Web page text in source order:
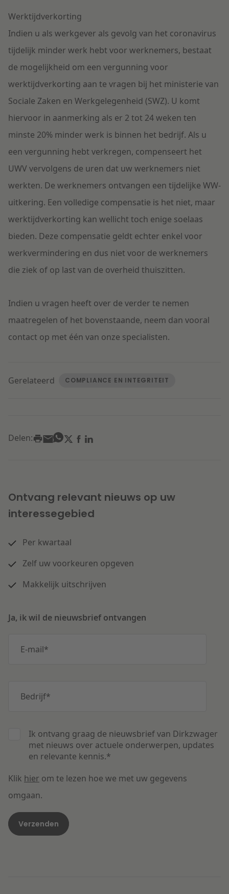
Werktijdverkorting
Indien u als werkgever als gevolg van het coronavirus
tijdelijk minder werk hebt voor werknemers, bestaat
de mogelijkheid om een vergunning voor
werktijdverkorting aan te vragen bij het ministerie van
Sociale Zaken en Werkgelegenheid (SWZ). U komt
hiervoor in aanmerking als er 2 tot 24 weken ten
minste 20% minder werk is binnen het bedrijf. Als u
een vergunning hebt verkregen, compenseert het
UWV vervolgens de uren dat uw werknemers niet
werkten. De werknemers ontvangen een tijdelijke WW-
uitkering. Een volledige compensatie is het niet, maar
werktijdverkorting kan wellicht toch enige soelaas
bieden. Deze compensatie geldt echter enkel voor
werkvermindering en dus niet voor de werknemers
die ziek of op last van de overheid thuiszitten.
Indien u vragen heeft over de verder te nemen
maatregelen of het bovenstaande, neem dan vooral
contact op met één van onze specialisten.
Gerelateerd COMPLIANCE EN INTEGRITEIT
Delen:
Ontvang relevant nieuws op uw
interessegebied
Per kwartaal
Zelf uw voorkeuren opgeven
Makkelijk uitschrijven
Ja, ik wil de nieuwsbrief ontvangen
E-mail*
Bedrijf*
Ik ontvang graag de nieuwsbrief van Dirkzwager
met nieuws over actuele onderwerpen, updates
en relevante kennis.*
Klik hier om te lezen hoe we met uw gegevens
omgaan.